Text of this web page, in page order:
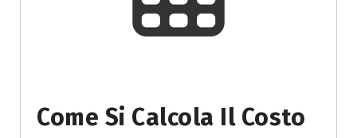
Come Si Calcola Il Costo